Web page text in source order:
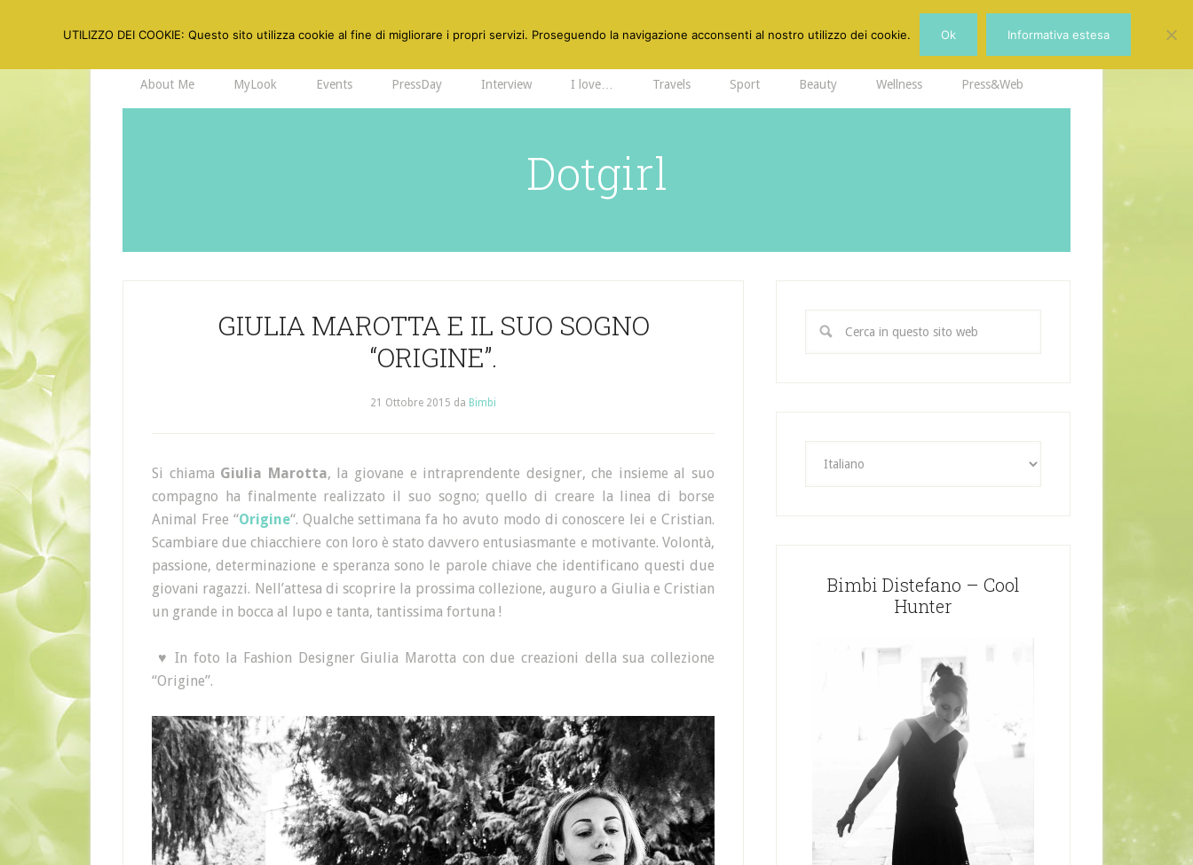
About Me MyLook Events PressDay Interview I love… Travels Sport Beauty Wellness Press&Web
Dotgirl
GIULIA MAROTTA E IL SUO SOGNO
“ORIGINE”.
21 Ottobre 2015 da Bimbi
Si chiama Giulia Marotta, la giovane e intraprendente designer, che insieme al suo
compagno ha finalmente realizzato il suo sogno; quello di creare la linea di borse
Animal Free “Origine“. Qualche settimana fa ho avuto modo di conoscere lei e Cristian.
Scambiare due chiacchiere con loro è stato davvero entusiasmante e motivante. Volontà,
passione, determinazione e speranza sono le parole chiave che identificano questi due
giovani ragazzi. Nell’attesa di scoprire la prossima collezione, auguro a Giulia e Cristian
un grande in bocca al lupo e tanta, tantissima fortuna !
♥ In foto la Fashion Designer Giulia Marotta con due creazioni della sua collezione
“Origine”.
Bimbi Distefano – Cool
Hunter
UTILIZZO DEI COOKIE: Questo sito utilizza cookie al fine di migliorare i propri servizi. Proseguendo la navigazione acconsenti al nostro utilizzo dei cookie. Ok Informativa estesa